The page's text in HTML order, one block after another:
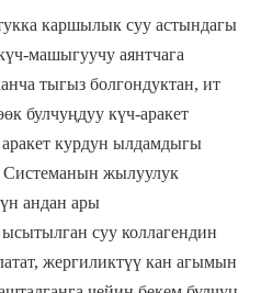
каршылык суу астындагы
машыгуучу аянтчага
тыгыз болгондуктан, ит
булчуңдуу күч-аракет
курдун ылдамдыгы
Системанын жылуулук
андан ары
суу коллагендин
жергиликтүү кан агымын